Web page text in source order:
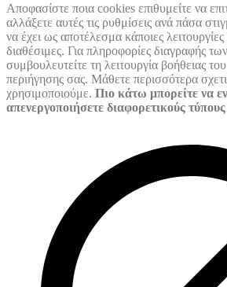
Αποφασίστε ποια cookies επιθυμείτε να
αλλάξετε αυτές τις ρυθμίσεις ανά πάσα
να έχει ως αποτέλεσμα κάποιες
διαθέσιμες. Για πληροφορίες διαγραφής
συμβουλευτείτε τη λειτουργία βοήθειας
περιήγησης σας. Μάθετε περισσότερα
χρησιμοποιούμε. Πιο κάτω μπορείτε να
απενεργοποιήσετε διαφορετικούς